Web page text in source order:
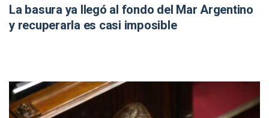
La basura ya llegó al fondo del Mar Argentino
y recuperarla es casi imposible